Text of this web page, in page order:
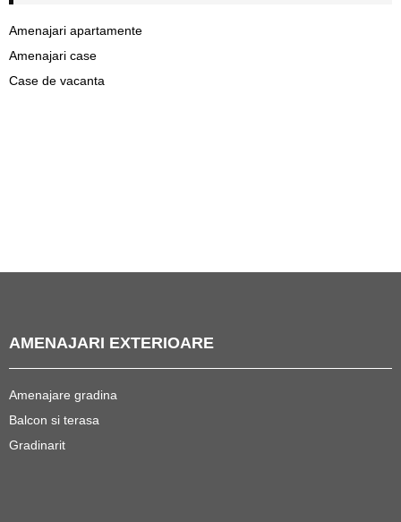
Amenajari apartamente
Amenajari case
Case de vacanta
AMENAJARI EXTERIOARE
Amenajare gradina
Balcon si terasa
Gradinarit